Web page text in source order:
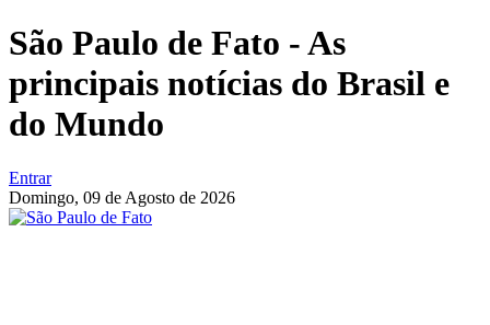
São Paulo de Fato - As
principais notícias do Brasil e
do Mundo
Entrar
Domingo, 09 de Agosto de 2026